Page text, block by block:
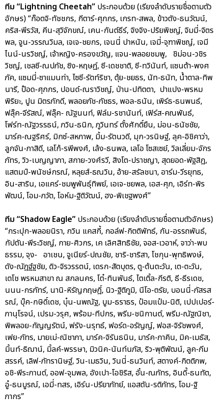
ทีม “Lightning Cheetah” ประกอบด้วย (เรียงลำดับรายชื่อตามตัว
อักษร) “ก๊อตจิ-ทัชชกร, กีตาร์-ศุภกร, เกรท-สพล, ข้าวตัง-ธนวัฒน์,
คริส-พีรวัส, คีน-สุวิจักขณ์, เคน-กันต์ธีร์, จิงจิง-ปริยพิชญ์, จิมมี่-จิตร
พล, จูน-วรรณวิมล, เจเจ-ชยกร, เจนนี่ ปาหนัน, เจมี่-จุฑาพิชญ์, เจมี
ไนน์-นรวิชญ์, เจ้าหญิง-ครองขวัญ, แจน-พลอยชมพู, ชิม่อน-วชิร
วิชญ์, เชลซี-ณปภัช, ซิง-หฤษฎ์, ซี-เดชชาติ, ซี-ทวินันท์, แซนต้า-พงศ
ภัค, แซมมี่-ซาแมนท่า, ไซซี-รัตท์ริชา, ตุ้ย-ชยธร, นัท-ธนัท, น้ำตาล-ทิพ
นารี, ป๊อด-ศุภกร, ปอนด์-ณราวิชญ์, ป่าน-ปทิตตา, ปาแปง-พรหม
พิริยะ, ปูน มิตรภักดี, พลอยภัช-ภัชธร, พอล-ธนัน, เพิร์ธ-ธนพนธ์,
ฟลุ๊ค-จีรัสณ์, ฟลุ๊ค- ณัฐนนท์, ฟิล์ม-รชานันท์, เฟิร์ส-คณพันธ์,
โฟร์ท-ณัฐวรรธน์, ภวิน-ธนิก, ภูวินทร์ ตั้งศักดิ์ยืน, ม่อน-ธนัชชัย,
มาร์ค-ณฐริศร์, มิกซ์-สหภาพ, มิ้ม-รัตนวดี, มุก-วรนิษฐ์, ลุค-อิชิคาว่า,
ลูกจัน-ภาสิดี, เลโก้-รพีพงศ์, เล้ง-ธนพล, เลโอ โซสเซย์, วิลเลี่ยม-จักร
ภัทร, วิว-เบญญาภา, สกาย-วงศ์รวี, สิงโต-ปราชญา, สุดยอด-พัฐสิฏ,
แสตมป์-พนัชษ์กรณ์, หลุยส์-ธณวิน, อ้าย-สรัลชนา, อาร์ม-วีรยุทธ,
อิน-สาริน, เอแคร์-ชมพูพันธุ์ทิพย์, เอเจ-ชยพล, เอส-ศุภ, เอิร์ท-พิร
พัฒน์, โอม-ภวัต, โอห์ม-ฐิติวัฒน์, ฮง-พิเชฐพงศ์”
ทีม “Shadow Eagle” ประกอบด้วย (เรียงลำดับรายชื่อตามตัวอักษร)
“กระปุก-พลอยนิรา, กวิน แคสกี้, กอล์ฟ-กิตติพัทธ์, กัน-อรรถพันธ์,
กัปตัน-พีระวิชญ์, กาย-ศิวกร, เค เลิศสิทธิชัย, จอส-เวอาห์, จาว่า-พบ
ธรรม, จุง- อาเชน, จูเนียร์-ปณชัย, ชาริ-ชาริสา, โชกุน-พุทธิพงษ์,
ดัง-ณัฎฐ์ฐชัย, ดิว-จิรวรรตน์, เดรก-สัตบุตร, ตู-ต้นตะวัน, เต-ตะวัน,
เตโช พรหมสาขา ณ สกลนคร, โต๋-ทินพันธ์, ไตเติ้ล-กีรติ, ธี-ธีรเดช,
นนน-กรภัทร์, นานิ-หิรัญกฤษฎิ์, นิว-ฐิติภูมิ, นีโอ-ตรัย, บอนนี่-ภัสรส
รณ์, บุ๊ค-กษิดิ์เดช, บุ๋น-นพณัฐ, บูม-ธราธร, ป๋อมแป๋ม-นิติ, เปปเปอร์-
ภานุโรจน์, เปรม-วรุศ, พร้อม-ทีปกร, พรีม-ชนิกานต์, พรีม-ณัฐณิชา,
พิพลอย-กัญญรัตน์, ฟรัง-นรุทธ์, ฟอร์ด-อรัญญ์, ฟอส-จิรัชพงศ์,
เฟย-ภัทร, มายเม่-ณิชาภา, มาร์ค-จิรันธนิน, มาร์ค-ภาคิน, มิค-เมธัส,
มิ้นท์-ธิฌาน์, มิ้ลค์-พรรษา, มิวนิค-นันท์นภัส, ริว-พุติพัฒน์, ลูค-ภีม
สรรค์, เลิฟ-ภัทรานิษฐ์, วิน-เมธวิน, วินนี่-ธนวินท์, สตางค์-กิตติภพ,
อชิ-พีระกานต์, ออฟ-จุมพล, อังเปา-โอชิริส, อั๋น-ณภัทร, อินดี้-ธนทัต,
อู๋-ธนบูรณ์, เอมี่-ทสร, เอิร์น-ปรียาภัทย์, แอสตัน-รติภัทร, โอม-ฐิ
ภากร”